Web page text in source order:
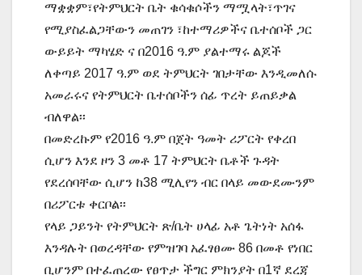
ማቋቋም፣የትምህርት ቤት ቁሳቁሶችን ማሟላት፣ጥገና
የሚያስፈልጋቸውን መጠገን ፣ከተማሪዎችና ቤተሰቦች ጋር
ውይይት ማካሄድ ና በ2016 ዓ.ም ያልተማሩ ልጆች
ለቀጣይ 2017 ዓ.ም ወደ ትምህርት ገበታቸው እንዲመለሱ
አመራሩና የትምህርት ቤተሰቦችን ሰፊ ጥረት ይጠይቃል
ብለዋል፡፡
በመድረኩም የ2016 ዓ.ም በጀት ዓመት ሪፖርት የቀረበ
ሲሆን እንደ ዞን 3 መቶ 17 ትምህርት ቤቶች ጉዳት
የደረሰባቸው ሲሆን ከ38 ሚሊየን ብር በላይ መውደሙንም
በሪፖርቱ ቀርቦል፡፡
የላይ ጋይንት የትምህርት ጽ/ቤት ሀላፊ አቶ ጌትነት አሰፋ
እንዳሉት በወረዳቸው የምዝገባ አፈፃፀሙ 86 በመቶ የነበር
ቢሆንም በተፈጠረው የፀጥታ ችግር ምክንያት በ1ኛ ደረጃ